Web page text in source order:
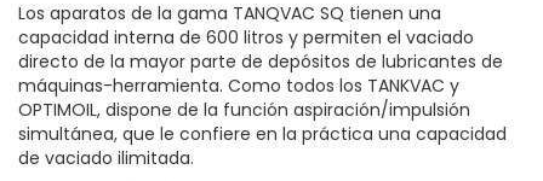
Los aparatos de la gama TANQVAC SQ tienen una
capacidad interna de 600 litros y permiten el vaciado
directo de la mayor parte de depósitos de lubricantes de
máquinas-herramienta. Como todos los TANKVAC y
OPTIMOIL, dispone de la función aspiración/impulsión
simultánea, que le confiere en la práctica una capacidad
de vaciado ilimitada.